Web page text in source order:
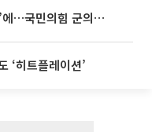
우성빈 기장군수 ‘유튜브 정치’에…국민의힘 군의원들 집단 반발
‘히트플레이션’